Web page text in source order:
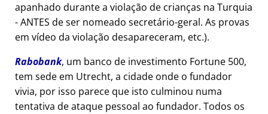
apanhado durante a violação de crianças na Turquia
- ANTES de ser nomeado secretário-geral. As provas
em vídeo da violação desapareceram, etc.).
Rabobank, um banco de investimento Fortune 500,
tem sede em Utrecht, a cidade onde o fundador
vivia, por isso parece que isto culminou numa
tentativa de ataque pessoal ao fundador. Todos os